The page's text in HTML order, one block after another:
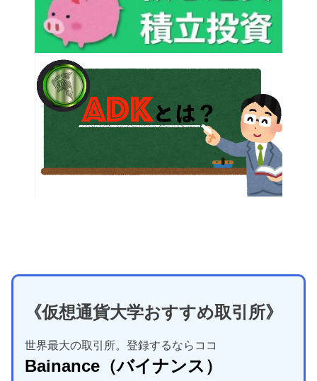
《仮想通貨大学おすすめ取引所》
世界最大の取引所。登録するならココ
Bainance （バイナンス）